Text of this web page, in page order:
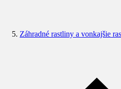
Záhradné rastliny a vonkajšie